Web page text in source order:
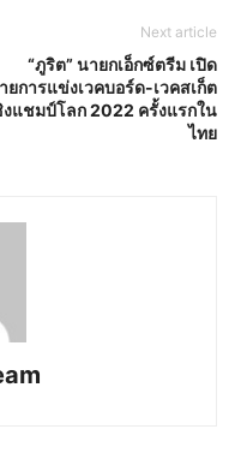
Next article
“ภูริต” นายกเอ็กซ์ตรีม เปิด
ยการแข่งเวคบอร์ด-เวคสเก็ต
แชมป์โลก 2022 ครั้งแรกใน
ไทย